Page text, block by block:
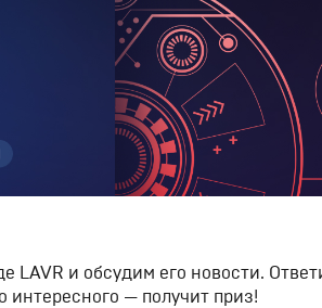
и обсудим его новости.
интересного — получит приз!